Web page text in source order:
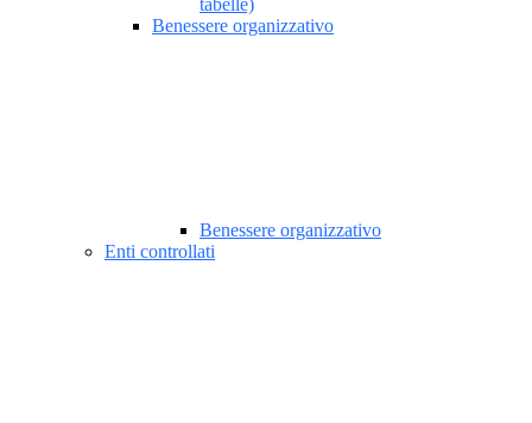
tabelle)
Benessere organizzativo
Benessere organizzativo
Enti controllati